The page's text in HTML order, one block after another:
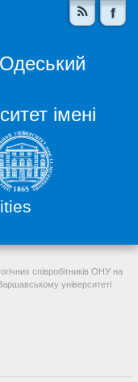
Одеський
імені
співробітників ОНУ на
університеті